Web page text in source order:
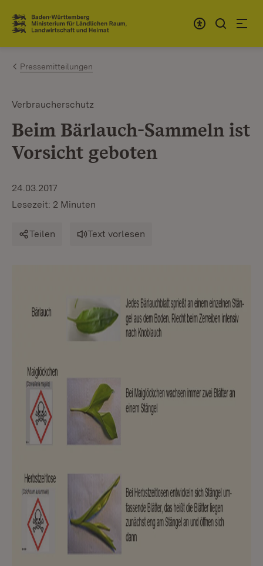
Zum Inhalt springen
Link zur Startseite
Pressemitteilungen
Verbraucherschutz
Beim Bärlauch-Sammeln ist
Vorsicht geboten
24.03.2017
Lesezeit: 2 Minuten
Teilen Text vorlesen